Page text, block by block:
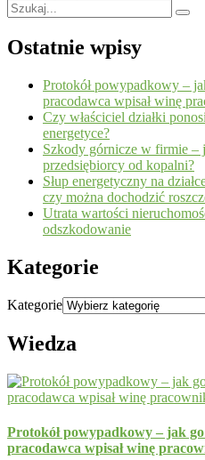
Ostatnie wpisy
Protokół powypadkowy –
pracodawca wpisał winę
Czy właściciel działki
energetyce?
Szkody górnicze w firmie –
przedsiębiorcy od kopalni?
Słup energetyczny na
czy można dochodzić
Utrata wartości
odszkodowanie
Kategorie
Kategorie
Wiedza
Protokół powypadkowy – jak
pracodawca wpisał winę